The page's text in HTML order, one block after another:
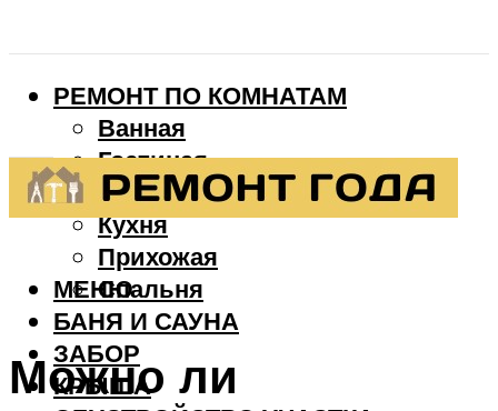
РЕМОНТ ПО КОМНАТАМ
Ванная
Гостиная
Детская
Кухня
Прихожая
Спальня
БАНЯ И САУНА
ЗАБОР
КРЫША
МЕНЮ
Можно ли